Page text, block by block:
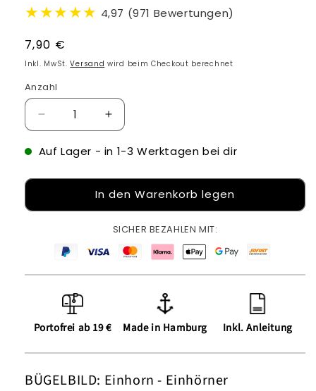
★★★★★ 4,97 (971 Bewertungen)
Normaler
Preis
7,90 €
Inkl. MwSt.Versand wird beim Checkout berechnet
Anzahl
Verringere
die
Menge
Bügelbild:
inkl.
Erhöhe
die
Menge
Bügelbild:
Einhorn
inkl.
Anleitung
Auf Lager - in 1-3 Werktagen bei dir
In den Warenkorb legen
SICHER BEZAHLEN MIT:
Portofrei ab 19 € Made in Hamburg Inkl. Anleitung
BÜGELBILD: Einhorn - Einhörner